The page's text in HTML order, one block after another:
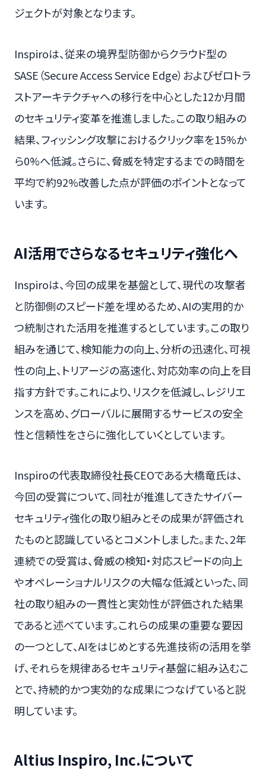
ジェクトが対象となります。
Inspiroは、従来の境界型防御からクラウド型の
SASE（Secure Access Service Edge）およびゼロトラ
ストアーキテクチャへの移行を中心とした12か月間
のセキュリティ変革を推進しました。この取り組みの
結果、フィッシング攻撃におけるクリック率を15%か
ら0%へ低減。さらに、脅威を特定するまでの時間を
平均で約92%改善した点が評価のポイントとなって
います。
AI活用でさらなるセキュリティ強化へ
Inspiroは、今回の成果を基盤として、現代の攻撃者
と防御側のスピード差を埋めるため、AIの実用的か
つ統制された活用を推進するとしています。この取り
組みを通じて、検知能力の向上、分析の迅速化、可視
性の向上、トリアージの高速化、対応効率の向上を目
指す方針です。これにより、リスクを低減し、レジリエ
ンスを高め、グローバルに展開するサービスの安全
性と信頼性をさらに強化していくとしています。
Inspiroの代表取締役社長CEOである大橋竜氏は、
今回の受賞について、同社が推進してきたサイバー
セキュリティ強化の取り組みとその成果が評価され
たものと認識しているとコメントしました。また、2年
連続での受賞は、脅威の検知・対応スピードの向上
やオペレーショナルリスクの大幅な低減といった、同
社の取り組みの一貫性と実効性が評価された結果
であると述べています。これらの成果の重要な要因
の一つとして、AIをはじめとする先進技術の活用を挙
げ、それらを規律あるセキュリティ基盤に組み込むこ
とで、持続的かつ実効的な成果につなげていると説
明しています。
Altius Inspiro, Inc.について